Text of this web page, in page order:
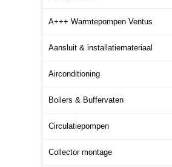
A+++ Warmtepompen Ventus
Aansluit & installatiemateriaal
Airconditioning
Boilers & Buffervaten
Circulatiepompen
Collector montage